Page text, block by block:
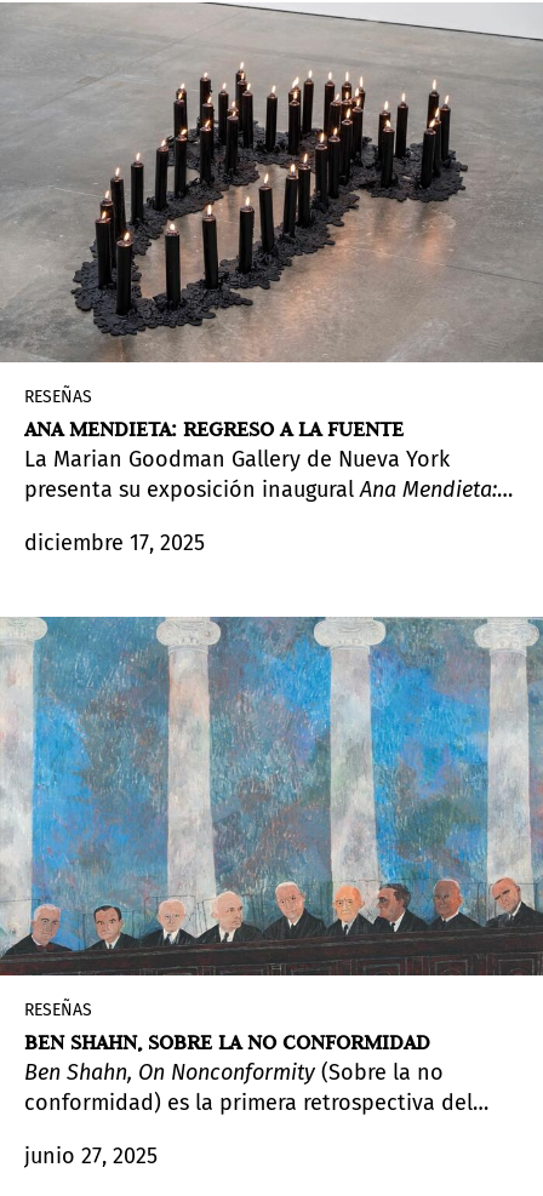
RESEÑAS
ANA MENDIETA: REGRESO A LA FUENTE
La Marian Goodman Gallery de Nueva York
presenta su exposición inauguralAna Mendieta:
bellamente instalada, la muestra reúne un
1972 y 1985 que incluye fotografías, la
instalaciónÑañigo Burial, diseños sobre hojas,
dibujos de manos y figuras femeninas sobre
papel con tinta, grafito y aguada, diez películas y
dos vitrinas con diversos objetos personales.
diciembre 17, 2025
RESEÑAS
BEN SHAHN, SOBRE LA NO CONFORMIDAD
Ben Shahn, On Nonconformity (Sobre la no
conformidad) es la primera retrospectiva del
curada y diseñada, la exposición busca renovar
junio 27, 2025